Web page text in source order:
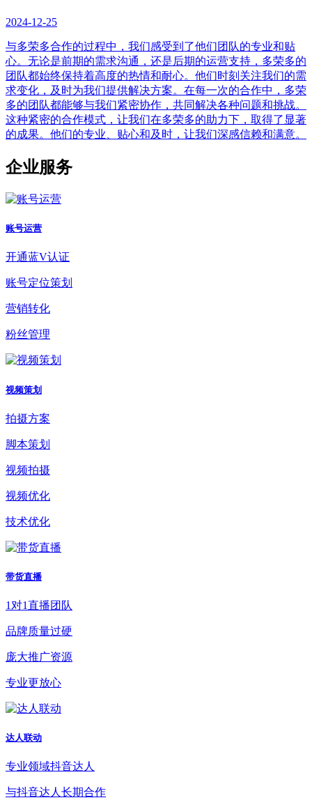
2024-12-25
与多荣多合作的过程中，我们感受到了他们团队的专业和贴
心。无论是前期的需求沟通，还是后期的运营支持，多荣多的
团队都始终保持着高度的热情和耐心。他们时刻关注我们的需
求变化，及时为我们提供解决方案。在每一次的合作中，多荣
多的团队都能够与我们紧密协作，共同解决各种问题和挑战。
这种紧密的合作模式，让我们在多荣多的助力下，取得了显著
的成果。他们的专业、贴心和及时，让我们深感信赖和满意。
企业服务
账号运营
开通蓝V认证
账号定位策划
营销转化
粉丝管理
视频策划
拍摄方案
脚本策划
视频拍摄
视频优化
技术优化
带货直播
1对1直播团队
品牌质量过硬
庞大推广资源
专业更放心
达人联动
专业领域抖音达人
与抖音达人长期合作